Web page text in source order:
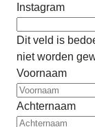
Instagram
Dit veld is
niet worden
Voornaam
Achternaam